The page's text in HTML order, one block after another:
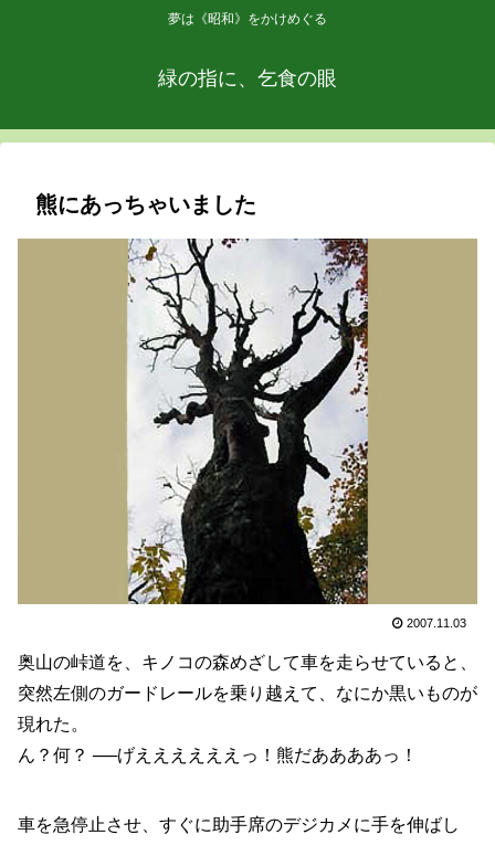
夢は《昭和》をかけめぐる
緑の指に、乞食の眼
熊にあっちゃいました
2007.11.03
奥山の峠道を、キノコの森めざして車を走らせていると、
突然左側のガードレールを乗り越えて、なにか黒いものが
現れた。
ん？何？ ──げええええええっ！熊だああああっ！
車を急停止させ、すぐに助手席のデジカメに手を伸ばし